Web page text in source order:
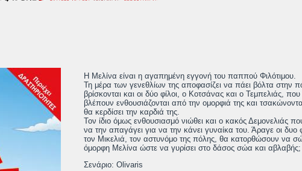
Η Μελίνα είναι η αγαπημένη εγγονή του παππού Φιλότιμου.
Τη μέρα των γενεθλίων της αποφασίζει να πάει βόλτα στην
βρίσκονται και οι δύο φίλοι, ο Κοτσάνας και ο Τεμπελιάς, που
βλέπουν ενθουσιάζονται από την ομορφιά της και
θα κερδίσει την καρδιά της.
Τον ίδιο όμως ενθουσιασμό νιώθει και ο κακός Δεμονελιάς
να την απαγάγει για να την κάνει γυναίκα του. Άραγε οι δυο
τον Μικελιά, τον αστυνόμο της πόλης, θα κατορθώσουν να
όμορφη Μελίνα ώστε να γυρίσει στο δάσος σώα και αβλαβής;
Σενάριο: Olivaris